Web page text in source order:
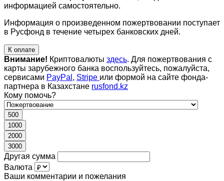
информацией самостоятельно.
Информация о произведенном пожертвовании поступает
в Русфонд в течение четырех банковских дней.
К оплате
Внимание! Криптовалюты здесь. Для пожертвования с
карты зарубежного банка воспользуйтесь, пожалуйста,
сервисами PayPal , Stripe или формой на сайте фонда-
партнера в Казахстане rusfond.kz
Кому помочь?
500
1000
2000
3000
Другая сумма
Валюта
Ваши комментарии и пожелания